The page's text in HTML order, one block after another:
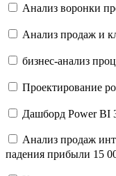
Анализ воронки
Анализ продаж и
бизнес-анализ
Проектирование
Дашборд Power BI
Анализ продаж
падения прибыли 15